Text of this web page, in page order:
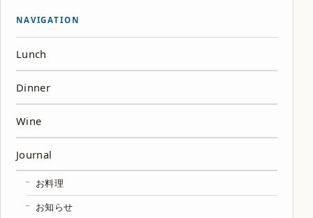
NAVIGATION
Lunch
Dinner
Wine
Journal
お料理
お知らせ